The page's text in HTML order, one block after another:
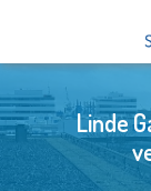
Linde